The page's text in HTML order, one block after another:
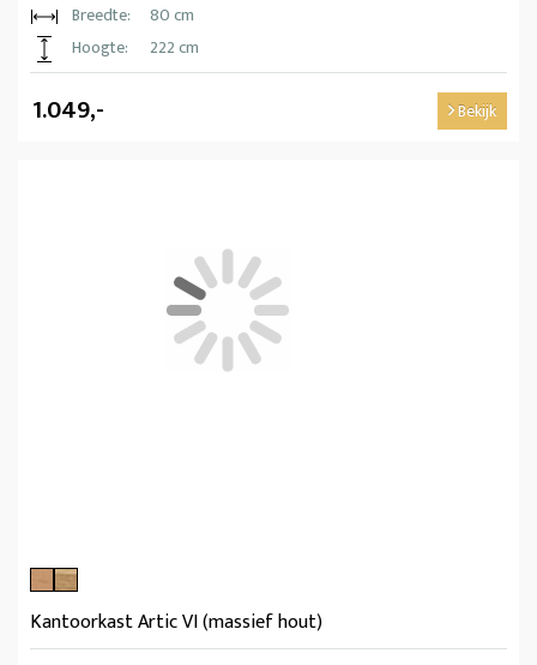
Breedte:
80 cm
Hoogte:
222 cm
1.049,- Bekijk
Kantoorkast Artic VI (massief hout)